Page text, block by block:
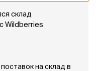
склад
Wildberries
на склад в